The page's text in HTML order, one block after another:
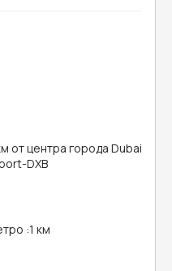
от центра города Dubai
DXB
:1 км